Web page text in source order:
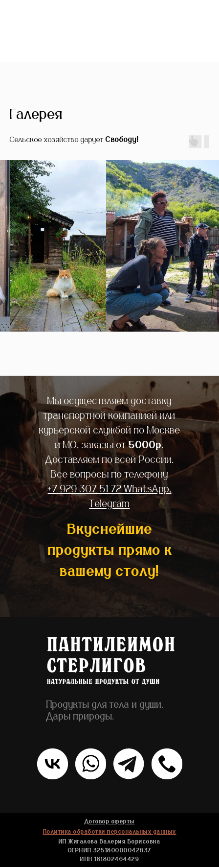
Галерея
Сельское хозяйство даруетСвободу!
Мы осуществляем доставку
транспортной компанией или
курьерской службой по Москве
и МО, заказы от5000р.
Доставляем по всей России.
Все вопросы по телефону
+7 929 307 51 72 WhatsApp,
Telegram
Вкуснейшие
продукты прямо к
вашему столу!
Продукты для тела и души.
Дары природы.
Политика обработки персональных данных
Договор оферты
ИП Жигалова Валерия Борисовна
ОГРНИП 325180000042637
ИНН 181802464429